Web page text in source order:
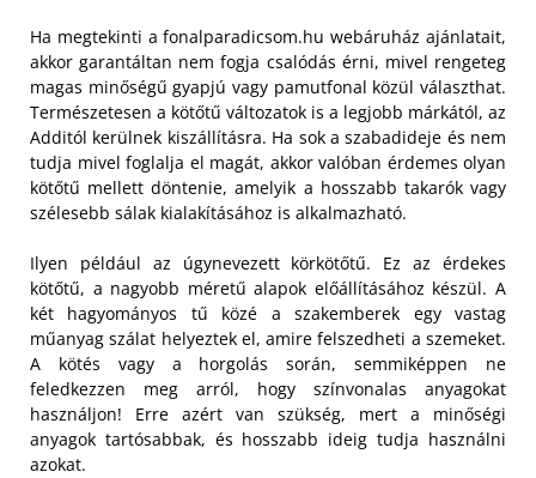
Ha megtekinti a fonalparadicsom.hu webáruház ajánlatait,
akkor garantáltan nem fogja csalódás érni, mivel rengeteg
magas minőségű gyapjú vagy pamutfonal közül választhat.
Természetesen a kötőtű változatok is a legjobb márkától, az
Additól kerülnek kiszállításra. Ha sok a szabadideje és nem
tudja mivel foglalja el magát, akkor valóban érdemes olyan
kötőtű mellett döntenie, amelyik a hosszabb takarók vagy
szélesebb sálak kialakításához is alkalmazható.
Ilyen például az úgynevezett körkötőtű. Ez az érdekes
kötőtű, a nagyobb méretű alapok előállításához készül. A
két hagyományos tű közé a szakemberek egy vastag
műanyag szálat helyeztek el, amire felszedheti a szemeket.
A kötés vagy a horgolás során, semmiképpen ne
feledkezzen meg arról, hogy színvonalas anyagokat
használjon! Erre azért van szükség, mert a minőségi
anyagok tartósabbak, és hosszabb ideig tudja használni
azokat.